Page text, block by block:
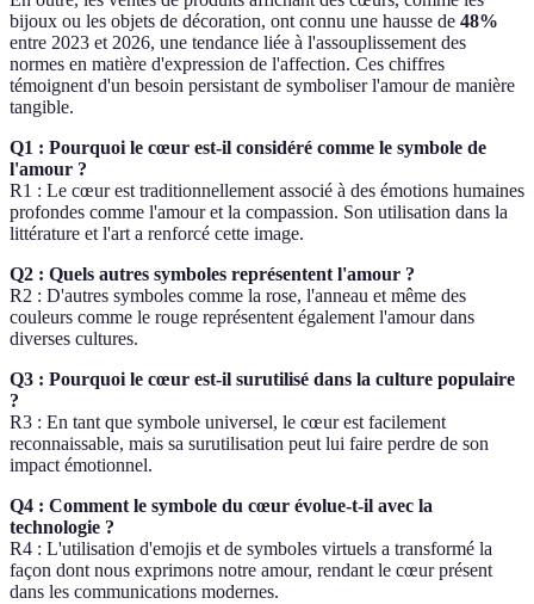
bijoux ou les objets de décoration, ont connu une hausse de 48%
entre 2023 et 2026, une tendance liée à l'assouplissement des
normes en matière d'expression de l'affection. Ces chiffres
témoignent d'un besoin persistant de symboliser l'amour de manière
tangible.
Q1 : Pourquoi le cœur est-il considéré comme le symbole de
l'amour ?
R1 : Le cœur est traditionnellement associé à des émotions humaines
profondes comme l'amour et la compassion. Son utilisation dans la
littérature et l'art a renforcé cette image.
Q2 : Quels autres symboles représentent l'amour ?
R2 : D'autres symboles comme la rose, l'anneau et même des
couleurs comme le rouge représentent également l'amour dans
diverses cultures.
Q3 : Pourquoi le cœur est-il surutilisé dans la culture populaire
?
R3 : En tant que symbole universel, le cœur est facilement
reconnaissable, mais sa surutilisation peut lui faire perdre de son
impact émotionnel.
Q4 : Comment le symbole du cœur évolue-t-il avec la
technologie ?
R4 : L'utilisation d'emojis et de symboles virtuels a transformé la
façon dont nous exprimons notre amour, rendant le cœur présent
dans les communications modernes.